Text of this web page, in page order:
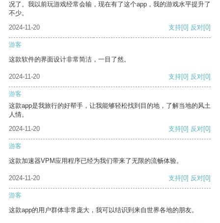
况了。我以前玩游戏经常会输，现在有了这个app，我的游戏水平提升了
不少。
2024-11-20
支持[0] 反对[0]
游客
这款软件的界面设计非常简洁，一目了然。
2024-11-20 支持[0] 反对[0]
游客
这款app是我旅行的好帮手，让我能够轻松找到目的地，了解当地的风土
人情。
2024-11-20
支持[0] 反对[0]
游客
这款加速器VPM应用程序已经为我们带来了无限的流畅体验。
2024-11-20 支持[0] 反对[0]
游客
这款app的用户群体非常庞大，我可以结识到来自世界各地的朋友。